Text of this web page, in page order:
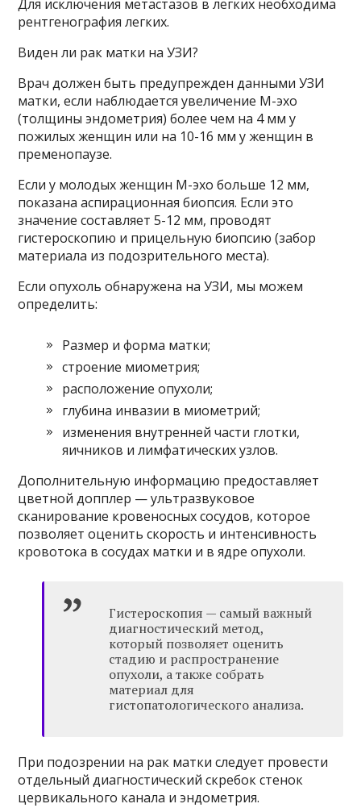
Для исключения метастазов в легких необходима
рентгенография легких.
Виден ли рак матки на УЗИ?
Врач должен быть предупрежден данными УЗИ
матки, если наблюдается увеличение М-эхо
(толщины эндометрия) более чем на 4 мм у
пожилых женщин или на 10-16 мм у женщин в
пременопаузе.
Если у молодых женщин М-эхо больше 12 мм,
показана аспирационная биопсия. Если это
значение составляет 5-12 мм, проводят
гистероскопию и прицельную биопсию (забор
материала из подозрительного места).
Если опухоль обнаружена на УЗИ, мы можем
определить:
Размер и форма матки;
строение миометрия;
расположение опухоли;
глубина инвазии в миометрий;
изменения внутренней части глотки,
яичников и лимфатических узлов.
Дополнительную информацию предоставляет
цветной допплер — ультразвуковое
сканирование кровеносных сосудов, которое
позволяет оценить скорость и интенсивность
кровотока в сосудах матки и в ядре опухоли.
Гистероскопия — самый важный
диагностический метод,
который позволяет оценить
стадию и распространение
опухоли, а также собрать
материал для
гистопатологического анализа.
При подозрении на рак матки следует провести
отдельный диагностический скребок стенок
цервикального канала и эндометрия.